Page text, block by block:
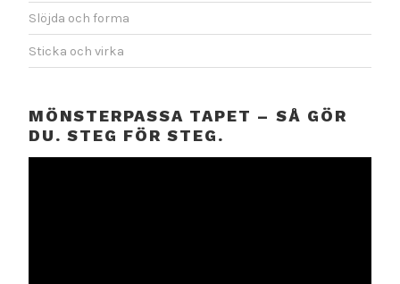
Slöjda och forma
Sticka och virka
MÖNSTERPASSA TAPET – SÅ GÖR
DU. STEG FÖR STEG.